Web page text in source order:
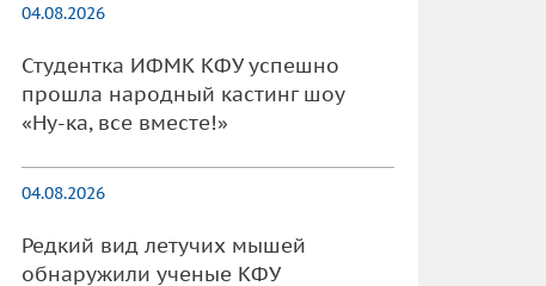
04.08.2026
Студентка ИФМК КФУ успешно
прошла народный кастинг шоу
«Ну-ка, все вместе!»
04.08.2026
Редкий вид летучих мышей
обнаружили ученые КФУ